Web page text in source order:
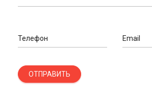
Телефон Email
ОТПРАВИТЬ